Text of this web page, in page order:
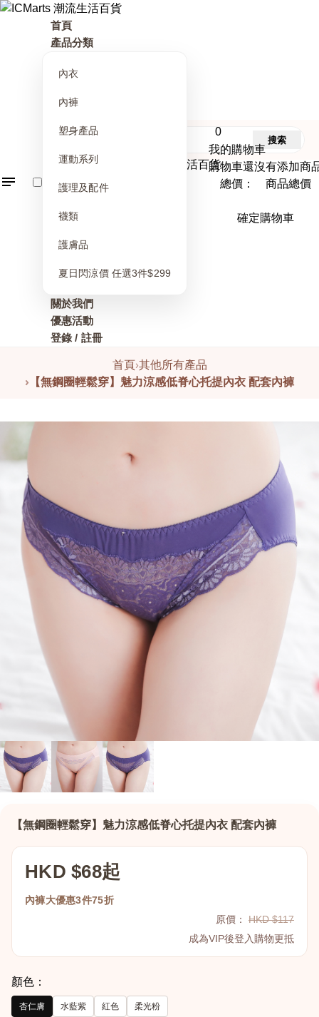
首頁
產品分類
內衣
內褲
塑身產品
運動系列
護理及配件
襪類
護膚品
夏日閃涼價 任選3件$299
關於我們
優惠活動
登錄 / 註冊
0
我的購物車
購物車還沒有添加商
總價： 商品總價
確定購物車
搜索
首頁›其他所有產品
› 【無鋼圈輕鬆穿】魅力涼感低脊心托提內衣 配套內褲
【無鋼圈輕鬆穿】魅力涼感低脊心托提內衣 配套內褲
HKD $68起
內褲大優惠3件75折
原價：
HKD $117
成為VIP後登入購物更抵
顏色：
杏仁膚 水藍紫 紅色 柔光粉